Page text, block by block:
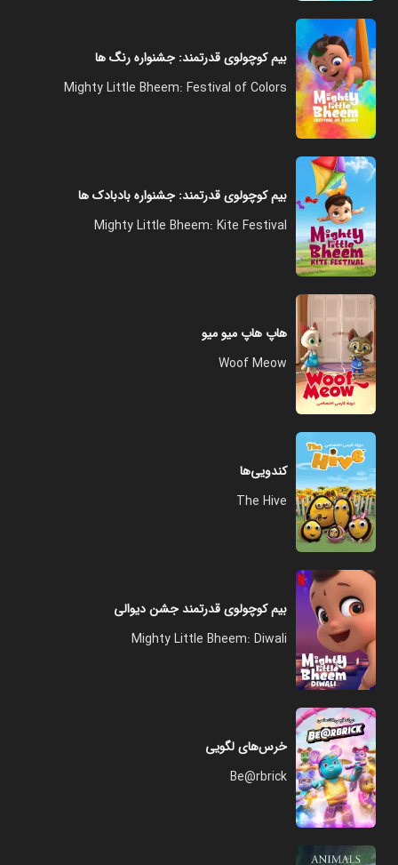
بیم کوچولوی قدرتمند: جشنواره رنگ ها
Mighty Little Bheem: Festival of Colors
بیم کوچولوی قدرتمند: جشنواره بادبادک ها
Mighty Little Bheem: Kite Festival
هاپ هاپ میو میو
Woof Meow
کندویی‌ها
The Hive
بیم کوچولوی قدرتمند جشن دیوالی
Mighty Little Bheem: Diwali
خرس‌های لگویی
Be@rbrick